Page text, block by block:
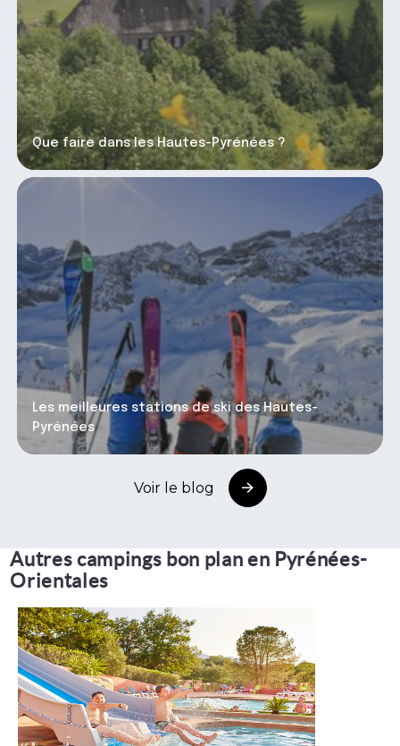
Que faire dans les Hautes-Pyrénées ?
Les meilleures stations de ski des Hautes-
Pyrénées
Voir le blog
Autres campings bon plan en Pyrénées-
Orientales